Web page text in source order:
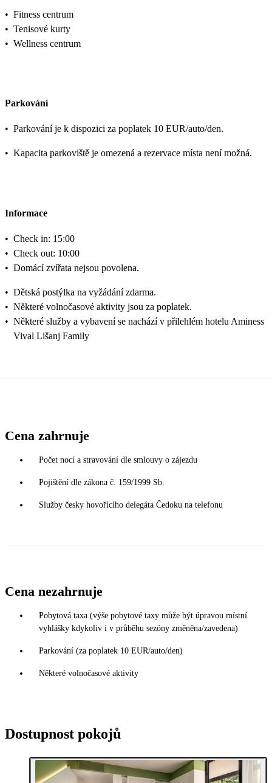
• Fitness centrum
• Tenisové kurty
• Wellness centrum
Parkování
• Parkování je k dispozici za poplatek 10 EUR/auto/den.
• Kapacita parkoviště je omezená a rezervace místa není možná.
Informace
• Check in: 15:00
• Check out: 10:00
• Domácí zvířata nejsou povolena.
• Dětská postýlka na vyžádání zdarma.
• Některé volnočasové aktivity jsou za poplatek.
• Některé služby a vybavení se nachází v přilehlém hotelu Aminess
Vival Lišanj Family
Cena zahrnuje
Počet nocí a stravování dle smlouvy o zájezdu
Pojištění dle zákona č. 159/1999 Sb.
Služby česky hovořícího delegáta Čedoku na telefonu
Cena nezahrnuje
Pobytová taxa (výše pobytové taxy může být úpravou místní
vyhlášky kdykoliv i v průběhu sezóny změněna/zavedena)
Parkování (za poplatek 10 EUR/auto/den)
Některé volnočasové aktivity
Dostupnost pokojů